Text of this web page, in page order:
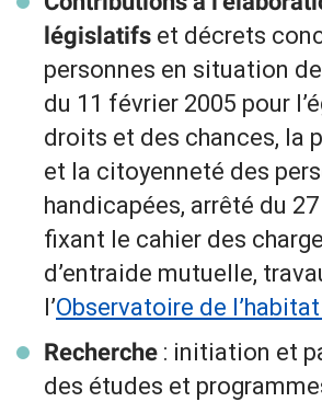
législatifs et décrets
personnes en situation
du 11 février 2005 pour
droits et des chances, la
et la citoyenneté des
handicapées, arrêté du
fixant le cahier des
d’entraide mutuelle,
l’Observatoire de
Recherche : initiation et
des études et